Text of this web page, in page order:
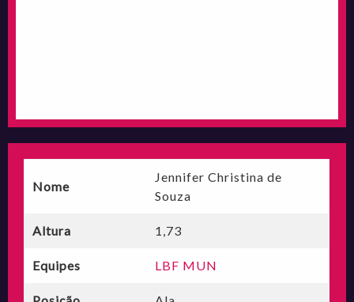
Nome
Jennifer Christina de
Souza
Altura 1,73
Equipes LBF MUN